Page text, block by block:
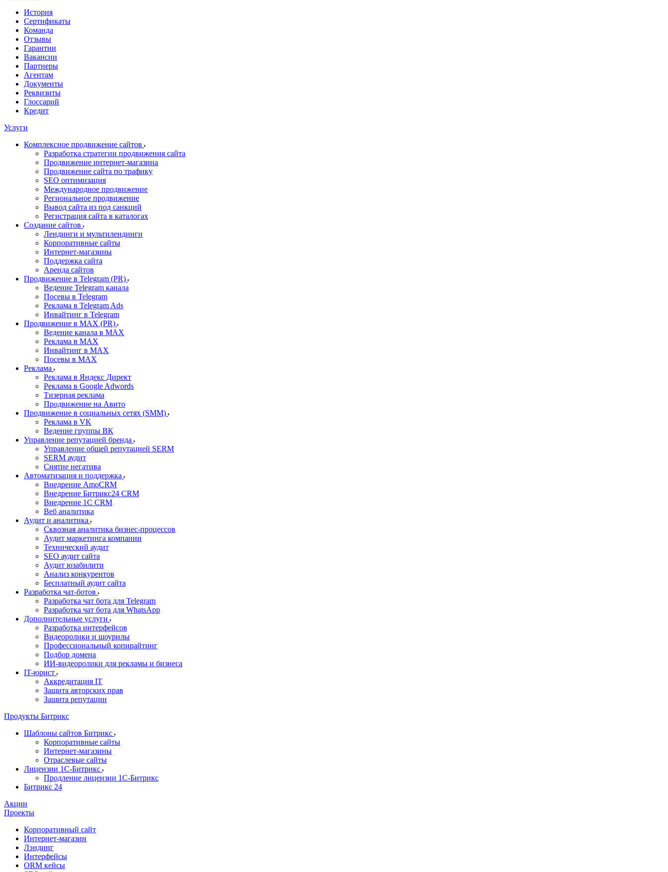
История
Сертификаты
Команда
Отзывы
Гарантии
Вакансии
Партнеры
Агентам
Документы
Реквизиты
Глоссарий
Кредит
Услуги
Комплексное продвижение сайтов
Разработка стратегии продвижения сайта
Продвижение интернет-магазина
Продвижение сайта по трафику
SEO оптимизация
Международное продвижение
Региональное продвижение
Вывод сайта из под санкций
Регистрация сайта в каталогах
Создание сайтов
Лендинги и мультилендинги
Корпоративные сайты
Интернет-магазины
Поддержка сайта
Аренда сайтов
Продвижение в Telegram (PR)
Ведение Telegram канала
Посевы в Telegram
Реклама в Telegram Ads
Инвайтинг в Telegram
Продвижение в MAX (PR)
Ведение канала в MAX
Реклама в MAX
Инвайтинг в MAX
Посевы в MAX
Реклама
Реклама в Яндекс Директ
Реклама в Google Adwords
Тизерная реклама
Продвижение на Авито
Продвижение в социальных сетях (SMM)
Реклама в VK
Ведение группы ВК
Управление репутацией бренда
Управление общей репутацией SERM
SERM аудит
Снятие негатива
Автоматизация и поддержка
Внедрение AmoCRM
Внедрение Битрикс24 CRM
Внедрение 1C CRM
Веб аналитика
Аудит и аналитика
Сквозная аналитика бизнес-процессов
Аудит маркетинга компании
Технический аудит
SEO аудит сайта
Аудит юзабилити
Анализ конкурентов
Бесплатный аудит сайта
Разработка чат-ботов
Разработка чат бота для Telegram
Разработка чат бота для WhatsApp
Дополнительные услуги
Разработка интерфейсов
Видеоролики и шоурилы
Профессиональный копирайтинг
Подбор домена
ИИ-видеоролики для рекламы и бизнеса
IT-юрист
Аккредитация IT
Защита авторских прав
Защита репутации
Продукты Битрикс
Шаблоны сайтов Битрикс
Корпоративные сайты
Интернет-магазины
Отраслевые сайты
Лицензии 1С-Битрикс
Продление лицензии 1С-Битрикс
Битрикс 24
Акции
Проекты
Корпоративный сайт
Интернет-магазин
Лэндинг
Интерфейсы
ORM кейсы